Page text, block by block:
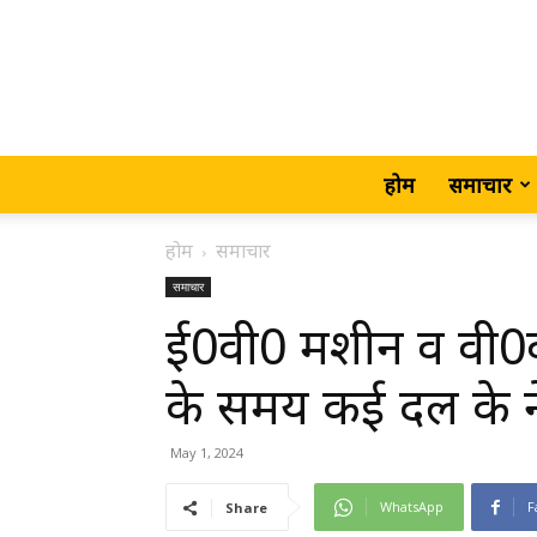
होम समाचार
होम समाचार
समाचार
ई0वी0 मशीन व
के समय कई दल के
May 1, 2024
Share WhatsApp